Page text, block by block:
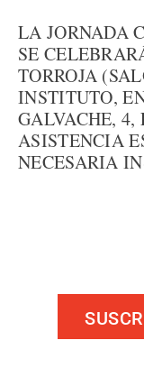
LA JORNADA
SE
TORROJA
INSTITUTO,
GALVACHE,
ASISTENCIA
NECESARIA